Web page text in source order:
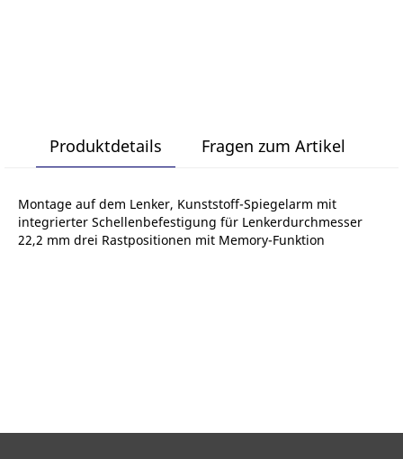
Produktdetails Fragen zum Artikel
Montage auf dem Lenker, Kunststoff-Spiegelarm mit
integrierter Schellenbefestigung für Lenkerdurchmesser
22,2 mm drei Rastpositionen mit Memory-Funktion